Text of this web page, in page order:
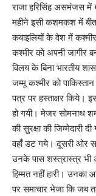
राजा हरिसिंह असमंजस में
महीने इसी कशमकश में
कबाइलियों के वेश में
कश्मीर को अपनी जागीर
विलय के बिना भारतीय
जम्मू कश्मीर को
पत्र पर हस्ताक्षर
हो गयी। मेजर सोमनाथ
की सुरक्षा की
वहाँ डट गये। दूसरी ओर
उनके पास शस्त्रास्त्र भी
हिम्मत नहीं हारी।
पर समाचार भेजा कि जब